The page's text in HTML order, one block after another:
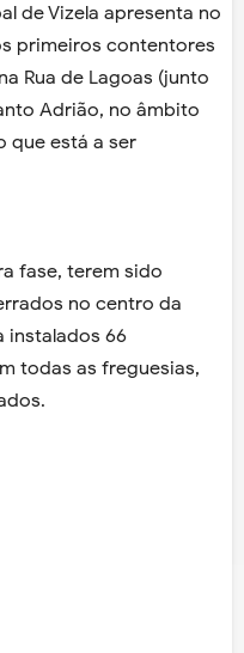
de Vizela apresenta no
primeiros contentores
Rua de Lagoas (junto
Adrião, no âmbito
que está a ser
fase, terem sido
no centro da
instalados 66
todas as freguesias,